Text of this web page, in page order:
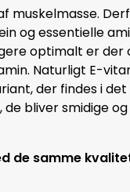
muskelmasse.
og essentielle
optimalt er
Naturligt E-
der findes i
bliver smidige
de samme